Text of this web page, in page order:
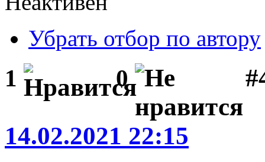
Убрать отбор по автору
1 0
14.02.2021 22:15